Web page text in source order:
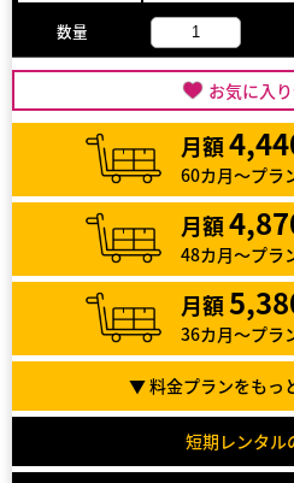
数量
お気に入
月額
60カ月～プラ
月額
48カ月～プラ
月額
36カ月～プラ
▼ 料金プランをもっ
短期レンタル